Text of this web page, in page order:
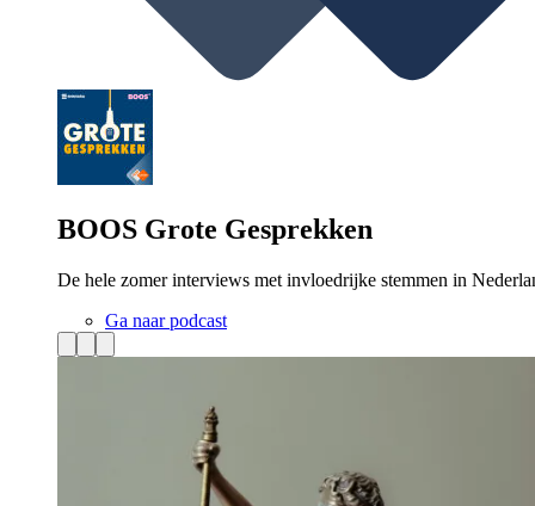
BOOS Grote Gesprekken
De hele zomer interviews met invloedrijke stemmen in
Ga naar podcast